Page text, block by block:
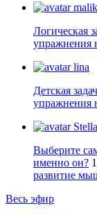
Логическая
упражнения
lina
Детская
упражнения
Stella
Выберите
именно он? 1
развитие
Весь эфир